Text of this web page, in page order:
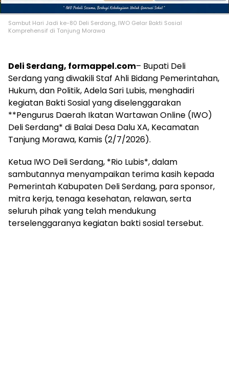
Sambut Hari Jadi ke-80 Deli Serdang, IWO Gelar Bakti Sosial
Komprehensif di Tanjung Morawa
Deli Serdang, formappel.com– Bupati Deli
Serdang yang diwakili Staf Ahli Bidang Pemerintahan,
Hukum, dan Politik, Adela Sari Lubis, menghadiri
kegiatan Bakti Sosial yang diselenggarakan
**Pengurus Daerah Ikatan Wartawan Online (IWO)
Deli Serdang* di Balai Desa Dalu XA, Kecamatan
Tanjung Morawa, Kamis (2/7/2026).
Ketua IWO Deli Serdang, *Rio Lubis*, dalam
sambutannya menyampaikan terima kasih kepada
Pemerintah Kabupaten Deli Serdang, para sponsor,
mitra kerja, tenaga kesehatan, relawan, serta
seluruh pihak yang telah mendukung
terselenggaranya kegiatan bakti sosial tersebut.